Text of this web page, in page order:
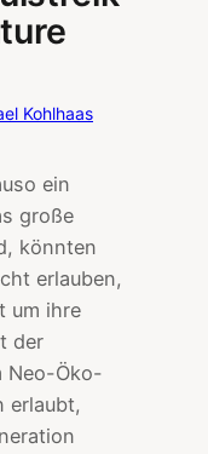
Kohlhaas
ein
große
könnten
erlauben,
um ihre
der
Neo-Öko-
erlaubt,